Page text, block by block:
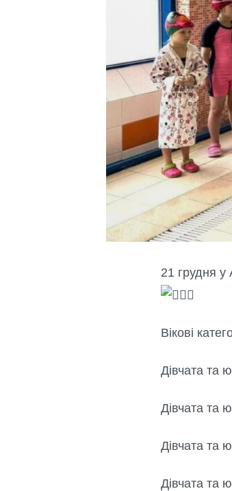
21 грудня у
Вікові
Дівчата та
Дівчата та
Дівчата та
Дівчата та